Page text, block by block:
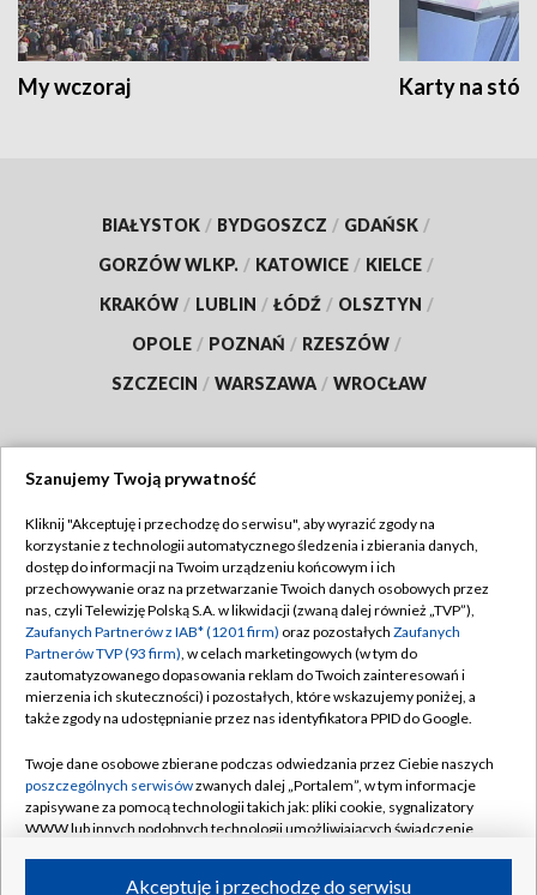
My wczoraj Karty na
BIAŁYSTOK / BYDGOSZCZ / GDAŃSK /
GORZÓW WLKP. / KATOWICE / KIELCE /
KRAKÓW / LUBLIN / ŁÓDŹ / OLSZTYN /
OPOLE / POZNAŃ / RZESZÓW /
SZCZECIN / WARSZAWA / WROCŁAW
TVP
Abonament TVP
Emisja w TVP
Centrum informacji TVP
Naziemna Telewizja Cyfrowa
Rada Programowa
System NOS
Informacje o nadawcy
Regulamin TVP
Polityka prywatności
Moje zgody
Pomoc
Kontakt
Kanały
Szanujemy Twoją prywatność
Kliknij "Akceptuję i przechodzę do serwisu", aby wyrazić zgody na
korzystanie z technologii automatycznego śledzenia i zbierania danych,
dostęp do informacji na Twoim urządzeniu końcowym i ich
przechowywanie oraz na przetwarzanie Twoich danych osobowych przez
nas, czyli Telewizję Polską S.A. w likwidacji (zwaną dalej również „TVP”),
Zaufanych Partnerów z IAB* (1201 firm) oraz pozostałych Zaufanych
Partnerów TVP (93 firm), w celach marketingowych (w tym do
zautomatyzowanego dopasowania reklam do Twoich zainteresowań i
mierzenia ich skuteczności) i pozostałych, które wskazujemy poniżej, a
także zgody na udostępnianie przez nas identyfikatora PPID do Google.
Twoje dane osobowe zbierane podczas odwiedzania przez Ciebie naszych
poszczególnych serwisówzwanych dalej „Portalem”, w tym informacje
zapisywane za pomocą technologii takich jak: pliki cookie, sygnalizatory
WWW lub innych podobnych technologii umożliwiających świadczenie
Akceptuję i przechodzę do serwisu